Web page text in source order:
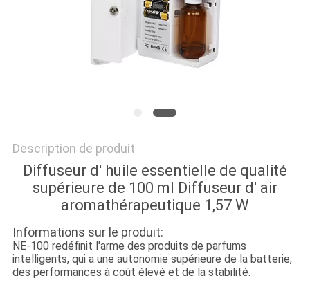
DE
CONFIDENTIALITÉ
Description de produit
Diffuseur d' huile essentielle de qualité
supérieure de 100 ml Diffuseur d' air
aromathérapeutique 1,57 W
Informations sur le produit:
NE-100 redéfinit l'arme des produits de parfums
intelligents, qui a une autonomie supérieure de la batterie,
des performances à coût élevé et de la stabilité.